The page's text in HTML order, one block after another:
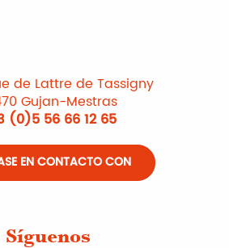
de Lattre de Tassigny
Gujan-Mestras
(0)5 56 66 12 65
EN CONTACTO CON
Síguenos